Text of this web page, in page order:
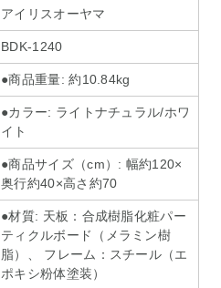
アイリスオーヤマ
BDK-1240
●商品重量: 約10.84kg
●カラー: ライトナチュラル/ホワ
イト
●商品サイズ（cm）: 幅約120×
奥行約40×高さ約70
●材質: 天板：合成樹脂化粧パー
ティクルボード（メラミン樹
脂）、 フレーム：スチール（エ
ポキシ粉体塗装）